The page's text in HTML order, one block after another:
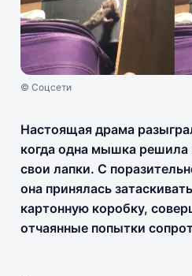
© Соцсети
Настоящая драма
когда одна мышка решила
свои лапки. С
она принялась
картонную коробку,
отчаянные попытки